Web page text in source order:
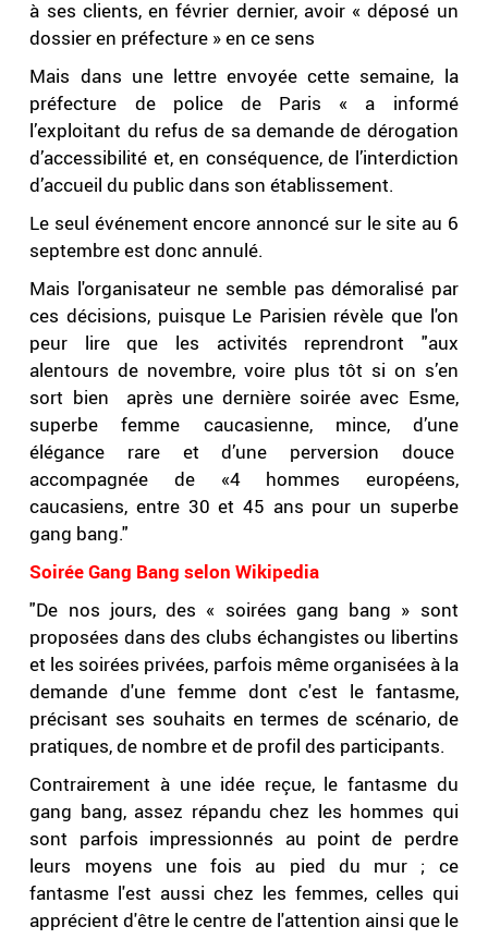
à ses clients, en février dernier, avoir « déposé un
dossier en préfecture » en ce sens
Mais dans une lettre envoyée cette semaine, la
préfecture de police de Paris « a informé
l’exploitant du refus de sa demande de dérogation
d’accessibilité et, en conséquence, de l’interdiction
d’accueil du public dans son établissement.
Le seul événement encore annoncé sur le site au 6
septembre est donc annulé.
Mais l'organisateur ne semble pas démoralisé par
ces décisions, puisque Le Parisien révèle que l'on
peur lire que les activités reprendront "aux
alentours de novembre, voire plus tôt si on s’en
sort bien après une dernière soirée avec Esme,
superbe femme caucasienne, mince, d’une
élégance rare et d’une perversion douce
accompagnée de «4 hommes européens,
caucasiens, entre 30 et 45 ans pour un superbe
gang bang."
Soirée Gang Bang selon Wikipedia
"De nos jours, des « soirées gang bang » sont
proposées dans des clubs échangistes ou libertins
et les soirées privées, parfois même organisées à la
demande d'une femme dont c'est le fantasme,
précisant ses souhaits en termes de scénario, de
pratiques, de nombre et de profil des participants.
Contrairement à une idée reçue, le fantasme du
gang bang, assez répandu chez les hommes qui
sont parfois impressionnés au point de perdre
leurs moyens une fois au pied du mur ; ce
fantasme l'est aussi chez les femmes, celles qui
apprécient d'être le centre de l'attention ainsi que le